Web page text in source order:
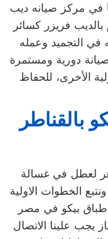
في مركز صيانه ديب
بالديب فريزر كسائر
في التجميد وعمله
دورية ومستمرة
الأخرى، للحفاظ
بالقناطر
لعطل في غسالة
الخطوات الاولية
بيكو في مصر
يجب علينا الاتصال